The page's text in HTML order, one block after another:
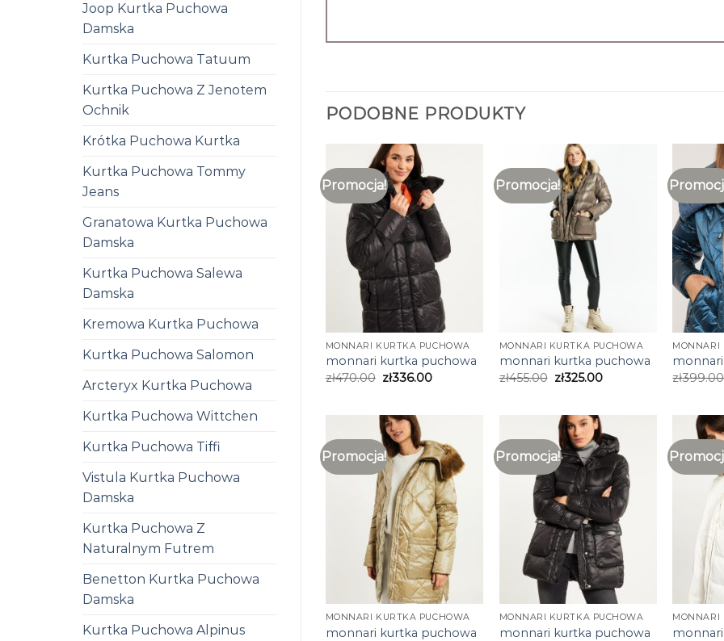
Joop Kurtka Puchowa
Damska
Kurtka Puchowa Tatuum
Kurtka Puchowa Z Jenotem
Ochnik
Krótka Puchowa Kurtka
Kurtka Puchowa Tommy
Jeans
Granatowa Kurtka Puchowa
Damska
Kurtka Puchowa Salewa
Damska
Kremowa Kurtka Puchowa
Kurtka Puchowa Salomon
Arcteryx Kurtka Puchowa
Kurtka Puchowa Wittchen
Kurtka Puchowa Tiffi
Vistula Kurtka Puchowa
Damska
Kurtka Puchowa Z
Naturalnym Futrem
Benetton Kurtka Puchowa
Damska
Kurtka Puchowa Alpinus
PODOBNE PRODUKTY
Promocja!
MONNARI KURTKA PUCHOWA
monnari kurtka puchowa
zł470.00 zł336.00
Promocja!
MONNARI KURTKA PUCHOWA
monnari kurtka puchowa
zł455.00 zł325.00
MONNARI
zł399.00
Promocja!
MONNARI KURTKA PUCHOWA
monnari kurtka puchowa
Promocja!
MONNARI KURTKA PUCHOWA
monnari kurtka puchowa
MONNARI